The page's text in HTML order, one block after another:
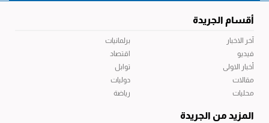
أقسام الجريدة
آخر الاخبار
فيديو
أخبار الاولى
مقالات
محليات
برلمانيات
اقتصاد
توابل
دوليات
رياضة
المزيد من الجريدة